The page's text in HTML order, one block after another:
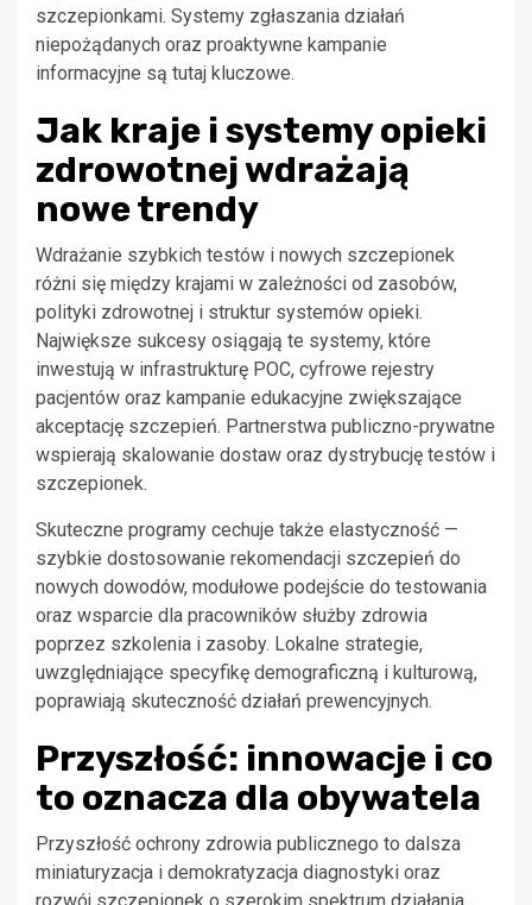
szczepionkami. Systemy zgłaszania działań
niepożądanych oraz proaktywne kampanie
informacyjne są tutaj kluczowe.
Jak kraje i systemy opieki
zdrowotnej wdrażają
nowe trendy
Wdrażanie szybkich testów i nowych szczepionek
różni się między krajami w zależności od zasobów,
polityki zdrowotnej i struktur systemów opieki.
Największe sukcesy osiągają te systemy, które
inwestują w infrastrukturę POC, cyfrowe rejestry
pacjentów oraz kampanie edukacyjne zwiększające
akceptację szczepień. Partnerstwa publiczno-prywatne
wspierają skalowanie dostaw oraz dystrybucję testów i
szczepionek.
Skuteczne programy cechuje także elastyczność —
szybkie dostosowanie rekomendacji szczepień do
nowych dowodów, modułowe podejście do testowania
oraz wsparcie dla pracowników służby zdrowia
poprzez szkolenia i zasoby. Lokalne strategie,
uwzględniające specyfikę demograficzną i kulturową,
poprawiają skuteczność działań prewencyjnych.
Przyszłość: innowacje i co
to oznacza dla obywatela
Przyszłość ochrony zdrowia publicznego to dalsza
miniaturyzacja i demokratyzacja diagnostyki oraz